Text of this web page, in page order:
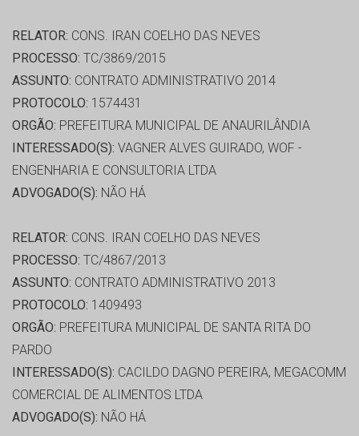
RELATOR: CONS. IRAN COELHO DAS NEVES
PROCESSO: TC/3869/2015
ASSUNTO: CONTRATO ADMINISTRATIVO 2014
PROTOCOLO: 1574431
ORGÃO: PREFEITURA MUNICIPAL DE ANAURILÂNDIA
INTERESSADO(S): VAGNER ALVES GUIRADO, WOF -
ENGENHARIA E CONSULTORIA LTDA
ADVOGADO(S): NÃO HÁ
RELATOR: CONS. IRAN COELHO DAS NEVES
PROCESSO: TC/4867/2013
ASSUNTO: CONTRATO ADMINISTRATIVO 2013
PROTOCOLO: 1409493
ORGÃO: PREFEITURA MUNICIPAL DE SANTA RITA DO
PARDO
INTERESSADO(S): CACILDO DAGNO PEREIRA, MEGACOMM
COMERCIAL DE ALIMENTOS LTDA
ADVOGADO(S): NÃO HÁ